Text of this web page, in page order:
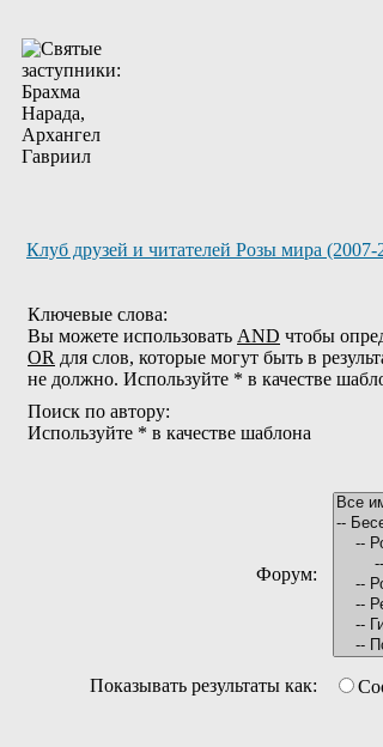
Клуб друзей и читателей Розы мира (2007-
Ключевые слова:
Вы можете использовать AND чтобы
OR для слов, которые могут быть в
не должно. Используйте * в качестве
Поиск по автору:
Используйте * в качестве шаблона
Форум:
Показывать результаты как: